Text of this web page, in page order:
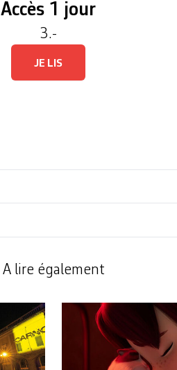
Accès 1 jour
3.-
JE LIS
A lire également